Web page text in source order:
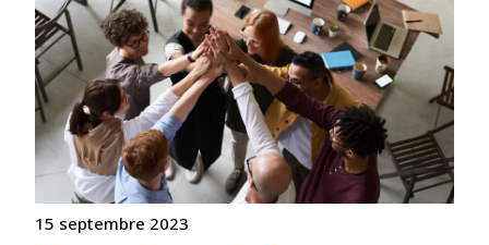
15 septembre 2023